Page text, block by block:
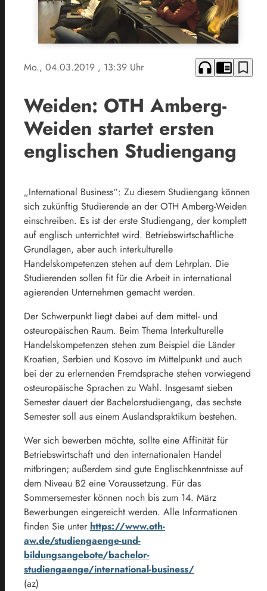
Mo., 04.03.2019 , 13:39 Uhr headphones chrome_reader_mode bookmark_border
Weiden: OTH Amberg-
Weiden startet ersten
englischen Studiengang
„International Business“: Zu diesem Studiengang können
sich zukünftig Studierende an der OTH Amberg-Weiden
einschreiben. Es ist der erste Studiengang, der komplett
auf englisch unterrichtet wird. Betriebswirtschaftliche
Grundlagen, aber auch interkulturelle
Handelskompetenzen stehen auf dem Lehrplan. Die
Studierenden sollen fit für die Arbeit in international
agierenden Unternehmen gemacht werden.
Der Schwerpunkt liegt dabei auf dem mittel- und
osteuropäischen Raum. Beim Thema Interkulturelle
Handelskompetenzen stehen zum Beispiel die Länder
Kroatien, Serbien und Kosovo im Mittelpunkt und auch
bei der zu erlernenden Fremdsprache stehen vorwiegend
osteuropäische Sprachen zu Wahl. Insgesamt sieben
Semester dauert der Bachelorstudiengang, das sechste
Semester soll aus einem Auslandspraktikum bestehen.
Wer sich bewerben möchte, sollte eine Affinität für
Betriebswirtschaft und den internationalen Handel
mitbringen; außerdem sind gute Englischkenntnisse auf
dem Niveau B2 eine Voraussetzung. Für das
Sommersemester können noch bis zum 14. März
Bewerbungen eingereicht werden. Alle Informationen
finden Sie unter https://www.oth-
aw.de/studiengaenge-und-
bildungsangebote/bachelor-
studiengaenge/international-business/
(az)